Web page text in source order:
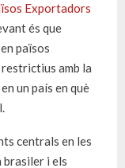
Exportadors
és que
països
amb la
un país en què
centrals en les
i els